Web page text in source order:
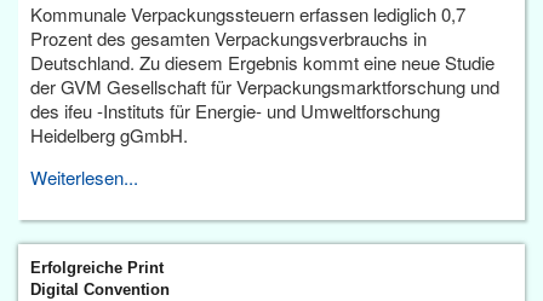
Kommunale Verpackungssteuern erfassen lediglich 0,7
Prozent des gesamten Verpackungsverbrauchs in
Deutschland. Zu diesem Ergebnis kommt eine neue Studie
der GVM Gesellschaft für Verpackungsmarktforschung und
des ifeu -Instituts für Energie- und Umweltforschung
Heidelberg gGmbH.
Weiterlesen...
Erfolgreiche Print
Digital Convention